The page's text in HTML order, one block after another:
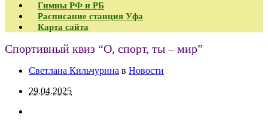
Гимны РФ и РБ
Расписание станция Уфа
Карта сайта
Спортивный квиз “О, спорт, ты – мир”
Светлана Кильчурина в Новости
29.04.2025